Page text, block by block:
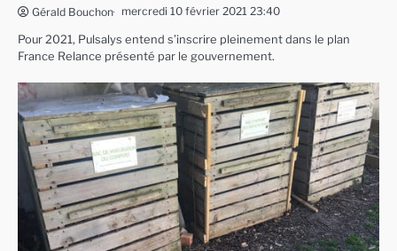
Gérald Bouchon mercredi 10 février 2021 23:40
Pour 2021, Pulsalys entend s’inscrire pleinement dans le plan
France Relance présenté par le gouvernement.